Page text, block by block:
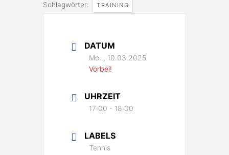
Schlagwörter: TRAINING
DATUM
Mo.., 10.03.2025
Vorbei!
UHRZEIT
17:00 - 18:00
LABELS
Tennis